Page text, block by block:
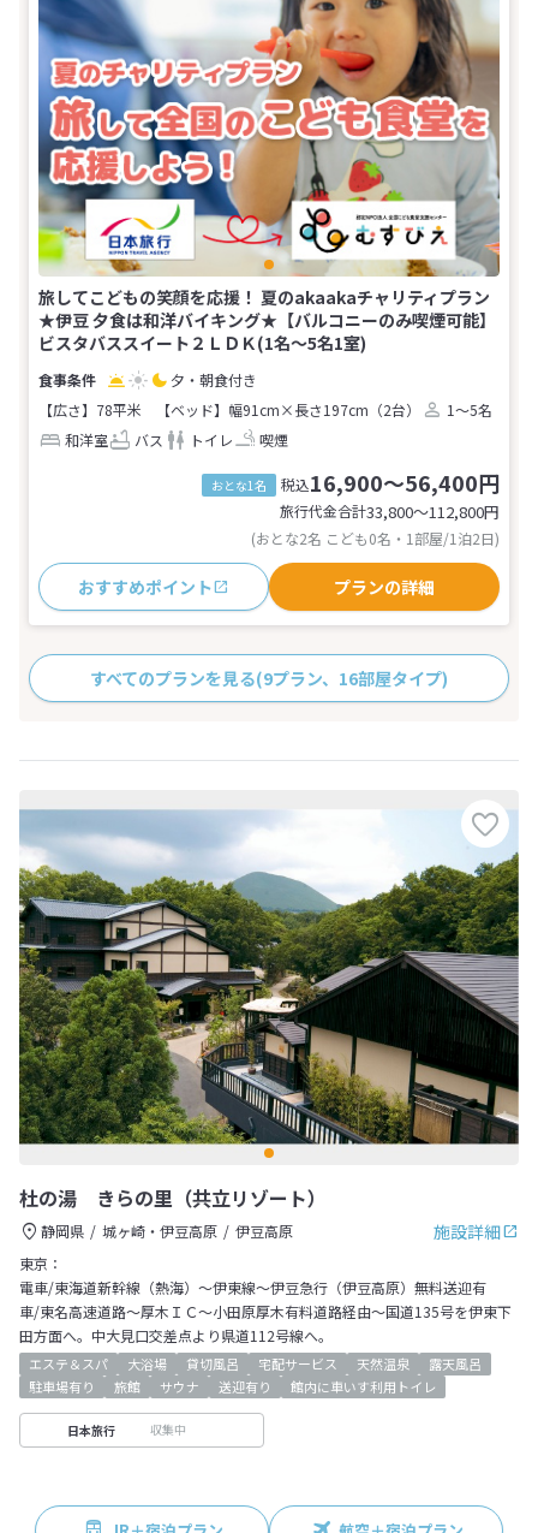
旅してこどもの笑顔を応援！ 夏のakaakaチャリティプラン
★伊豆 夕食は和洋バイキング★【バルコニーのみ喫煙可能】
ビスタバススイート２ＬＤＫ(1名～5名1室)
夕・朝食付き
【広さ】78平米
【ベッド】幅91cm×長さ197cm（2台）
1～5名
和洋室
バス トイレ 喫煙
おとな1名 税込16,900～56,400円
旅行代金合計33,800〜112,800円
(おとな2名 こども0名・1部屋/1泊2日)
おすすめポイント プランの詳細
すべてのプランを見る(9プラン、16部屋タイプ)
杜の湯 きらの里（共立リゾート）
施設詳細
静岡県 城ヶ崎・伊豆高原
伊豆高原
東京：
電車/東海道新幹線（熱海）～伊東線～伊豆急行（伊豆高原）無料送迎有
車/東名高速道路～厚木ＩＣ～小田原厚木有料道路経由～国道135号を伊東下
田方面へ。中大見口交差点より県道112号線へ。
エステ＆スパ 大浴場 貸切風呂 宅配サービス 天然温泉
露天風呂
駐車場有り
旅館 サウナ 送迎有り 館内に車いす利用トイレ
日本旅行 収集中